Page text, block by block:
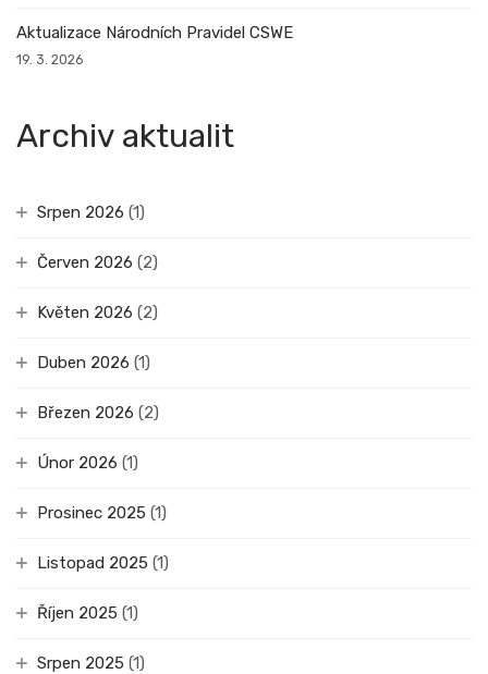
Aktualizace Národních Pravidel CSWE
19. 3. 2026
Archiv aktualit
Srpen 2026 (1)
Červen 2026 (2)
Květen 2026 (2)
Duben 2026 (1)
Březen 2026 (2)
Únor 2026 (1)
Prosinec 2025 (1)
Listopad 2025 (1)
Říjen 2025 (1)
Srpen 2025 (1)